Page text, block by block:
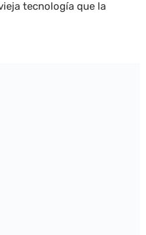
tecnología que la